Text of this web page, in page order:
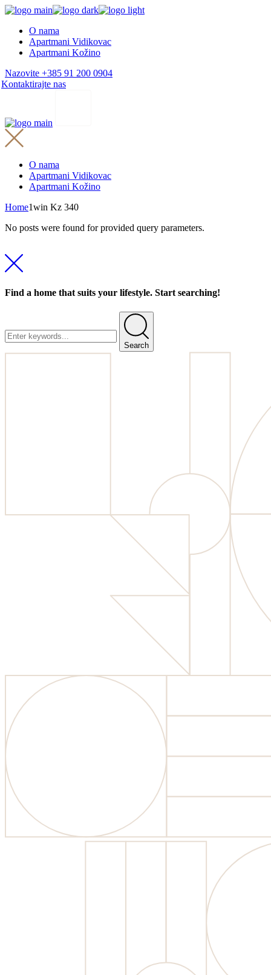
Skip
content
O nama
Apartmani Vidikovac
Apartmani Kožino
Nazovite +385 91 200 0904
Kontaktirajte nas
O nama
Apartmani Vidikovac
Apartmani Kožino
Home1win Kz 340
No posts were found for provided query parameters.
Find a home that suits your lifestyle. Start searching!
Search